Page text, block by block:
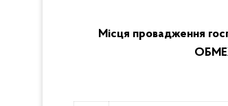
Місця провадження